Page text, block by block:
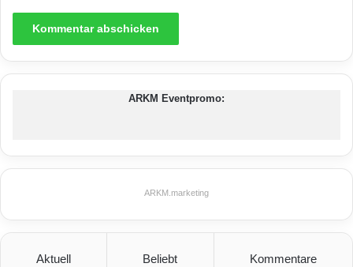
ARKM Eventpromo:
ARKM.marketing
Aktuell Beliebt Kommentare